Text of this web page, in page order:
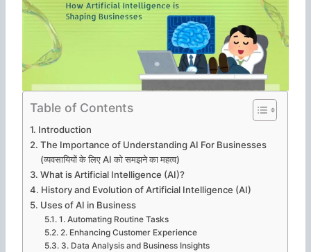
Table of Contents
Introduction
The Importance of Understanding AI For Businesses
(व्‍यवसायियों के लिए AI को समझने का महत्‍व)
What is Artificial Intelligence (AI)?
History and Evolution of Artificial Intelligence (AI)
Uses of AI in Business
1. Automating Routine Tasks
2. Enhancing Customer Experience
3. Data Analysis and Business Insights